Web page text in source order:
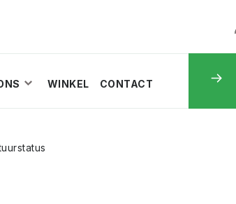
WINKEL CONTACT